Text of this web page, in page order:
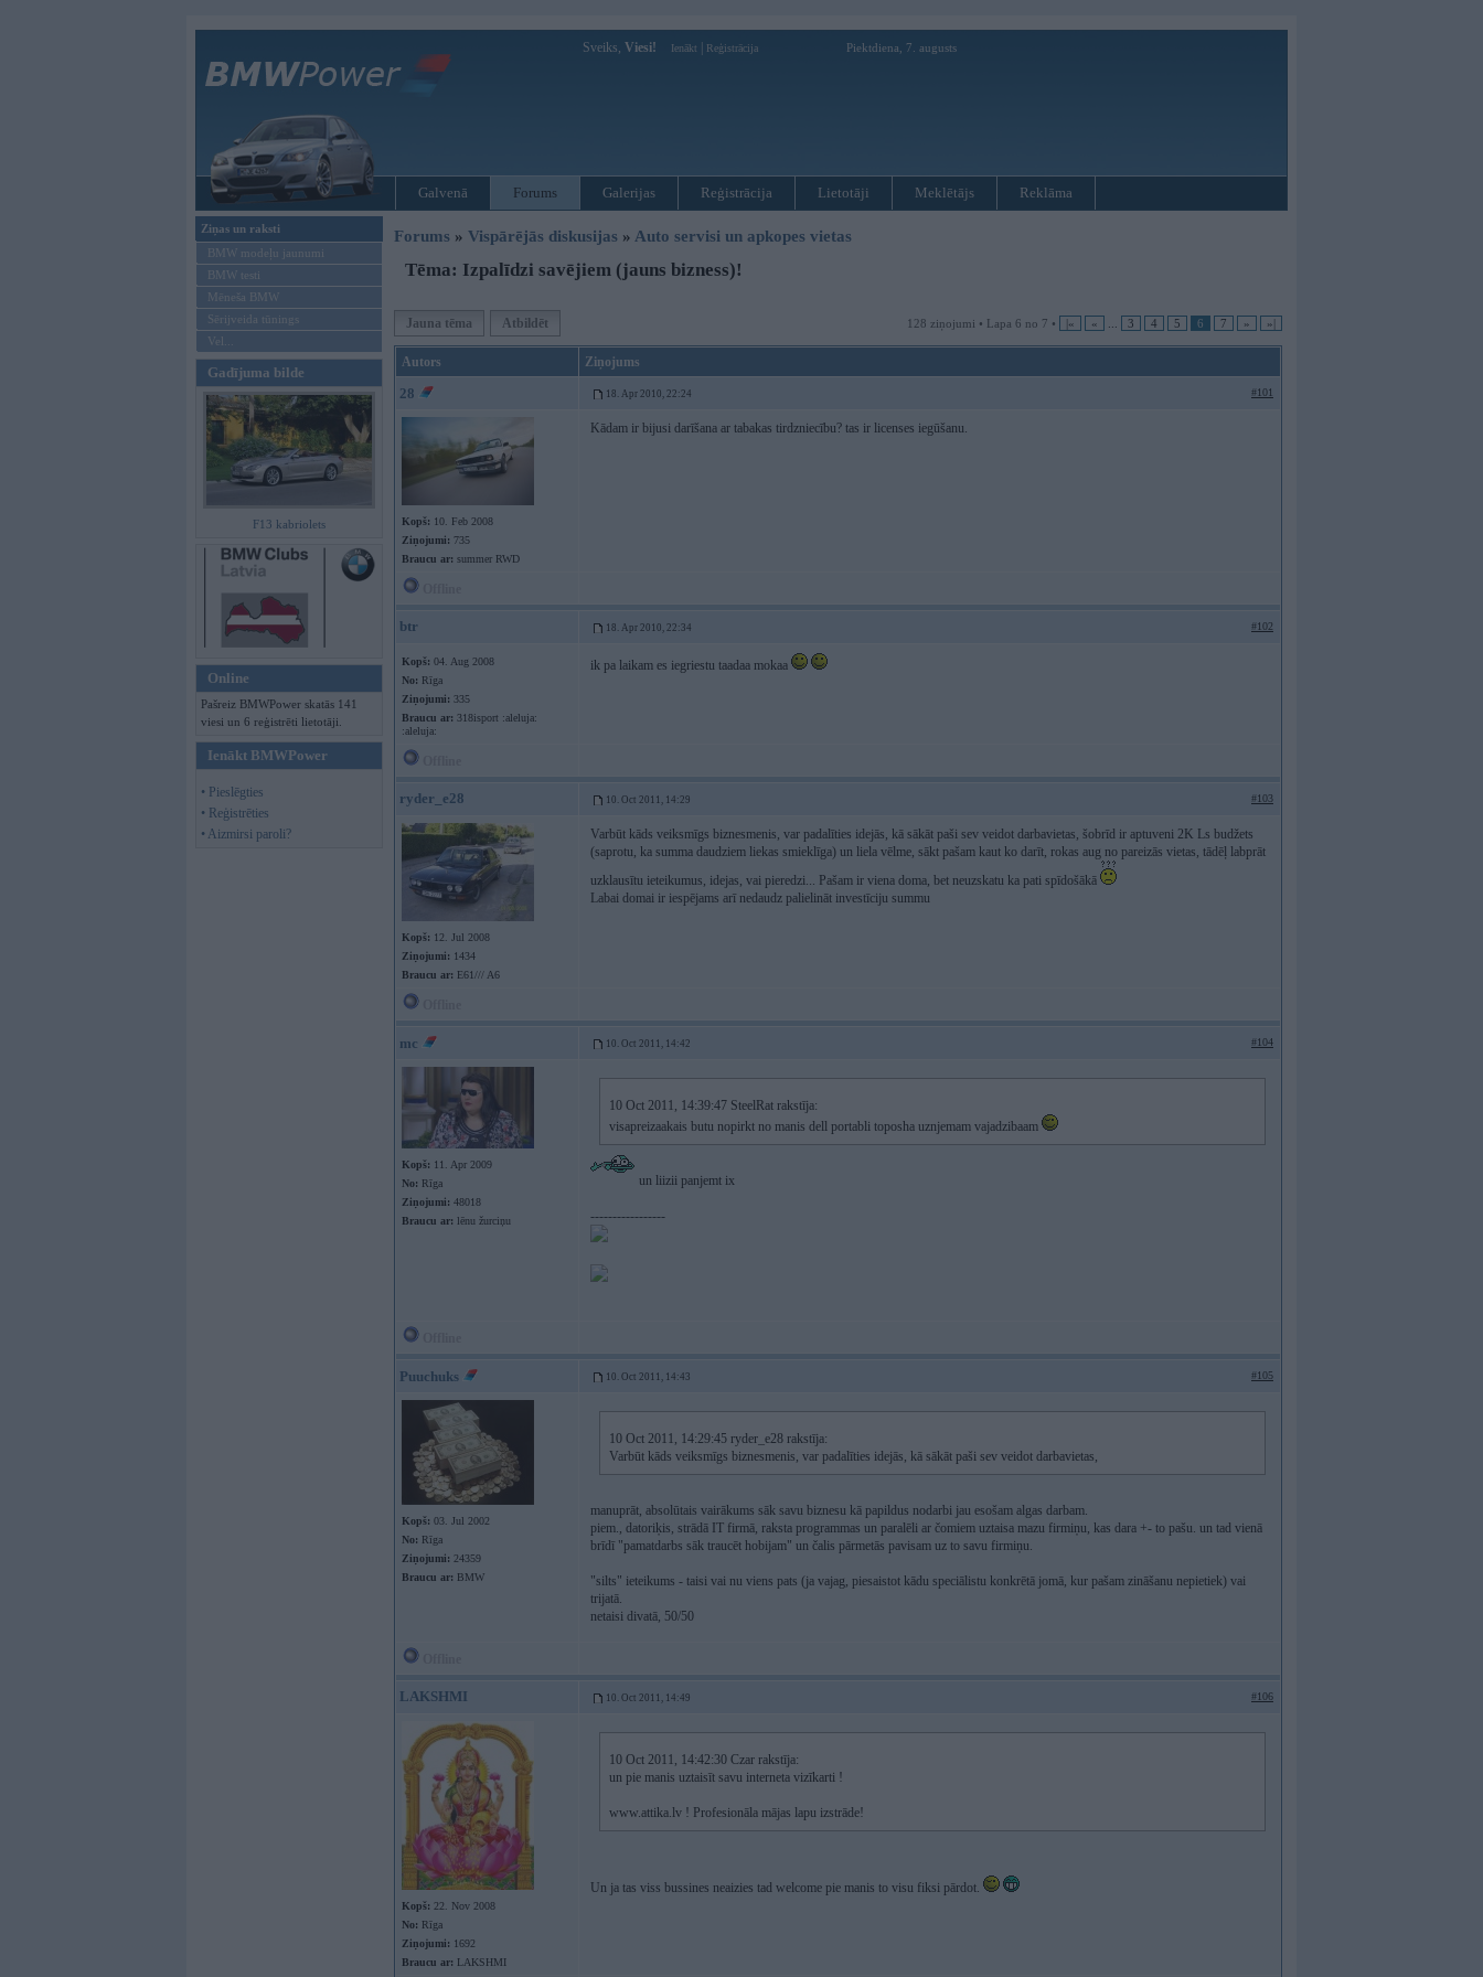
Sveiks, Viesi! Ienākt Reģistrācija Piektdiena, 7. augusts
Galvenā Forums Galerijas Reģistrācija Lietotāji Meklētājs Reklāma
Ziņas un raksti
BMW modeļu jaunumi
BMW testi
Mēneša BMW
Sērijveida tūnings
Vel...
Gadījuma bilde
F13 kabriolets
Online
Pašreiz BMWPower skatās 141
viesi un 6 reģistrēti lietotāji.
Ienākt BMWPower
• Pieslēgties
• Reģistrēties
• Aizmirsi paroli?
Forums » Vispārējās diskusijas » Auto servisi un apkopes vietas
Tēma: Izpalīdzi savējiem (jauns bizness)!
Jauna tēma Atbildēt 128 ziņojumi • Lapa 6 no 7 • |« « 3 4 5 6 7 » »|
Autors Ziņojums
28 18. Apr 2010, 22:24 #101
Kopš: 10. Feb 2008
Ziņojumi: 735
Braucu ar: summer RWD
Kādam ir bijusi darīšana ar tabakas tirdzniecību? tas ir licenses iegūšanu.
btr 18. Apr 2010, 22:34 #102
Kopš: 04. Aug 2008
No: Rīga
Ziņojumi: 335
Braucu ar: 318isport :aleluja:
:aleluja:
ik pa laikam es iegriestu taadaa mokaa
ryder_e28 10. Oct 2011, 14:29 #103
Kopš: 12. Jul 2008
Ziņojumi: 1434
Braucu ar: E61/// A6
Varbūt kāds veiksmīgs biznesmenis, var padalīties idejās, kā sākāt paši sev veidot darbavietas, šobrīd ir aptuveni 2K Ls budžets
(saprotu, ka summa daudziem liekas smieklīga) un liela vēlme, sākt pašam kaut ko darīt, rokas aug no pareizās vietas, tādēļ labprāt
uzklausītu ieteikumus, idejas, vai pieredzi... Pašam ir viena doma, bet neuzskatu ka pati spīdošākā
Labai domai ir iespējams arī nedaudz palielināt investīciju summu
mc 10. Oct 2011, 14:42 #104
Kopš: 11. Apr 2009
No: Rīga
Ziņojumi: 48018
Braucu ar: lēnu žurciņu
10 Oct 2011, 14:39:47 SteelRat rakstīja:
visapreizaakais butu nopirkt no manis dell portabli toposha uznjemam vajadzibaam
un liizii panjemt ix
-----------------
Puuchuks 10. Oct 2011, 14:43 #105
Kopš: 03. Jul 2002
No: Rīga
Ziņojumi: 24359
Braucu ar: BMW
10 Oct 2011, 14:29:45 ryder_e28 rakstīja:
Varbūt kāds veiksmīgs biznesmenis, var padalīties idejās, kā sākāt paši sev veidot darbavietas,
manuprāt, absolūtais vairākums sāk savu biznesu kā papildus nodarbi jau esošam algas darbam.
piem., datoriķis, strādā IT firmā, raksta programmas un paralēli ar čomiem uztaisa mazu firmiņu, kas dara +- to pašu. un tad vienā
brīdī "pamatdarbs sāk traucēt hobijam" un čalis pārmetās pavisam uz to savu firmiņu.
"silts" ieteikums - taisi vai nu viens pats (ja vajag, piesaistot kādu speciālistu konkrētā jomā, kur pašam zināšanu nepietiek) vai
trijatā.
netaisi divatā, 50/50
LAKSHMI 10. Oct 2011, 14:49 #106
Kopš: 22. Nov 2008
No: Rīga
Ziņojumi: 1692
Braucu ar: LAKSHMI
10 Oct 2011, 14:42:30 Czar rakstīja:
un pie manis uztaisīt savu interneta vizīkarti !
www.attika.lv ! Profesionāla mājas lapu izstrāde!
Un ja tas viss bussines neaizies tad welcome pie manis to visu fiksi pārdot.